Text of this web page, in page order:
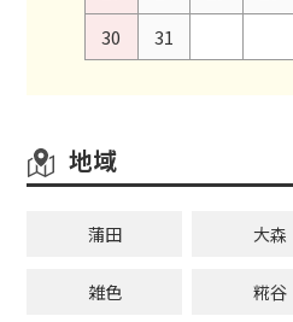
30
31
地域
蒲田 大森
雑色 糀谷